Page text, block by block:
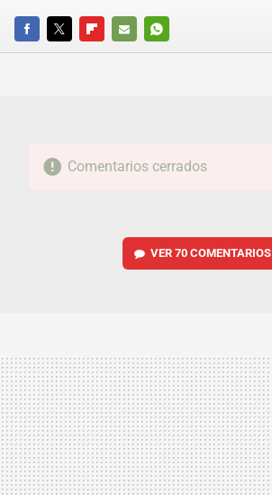
FACEBOOKTWITTERFLIPBOARD
E-
WHATSAPP
Comentarios cerrados
VER 70 COMENTARIOS